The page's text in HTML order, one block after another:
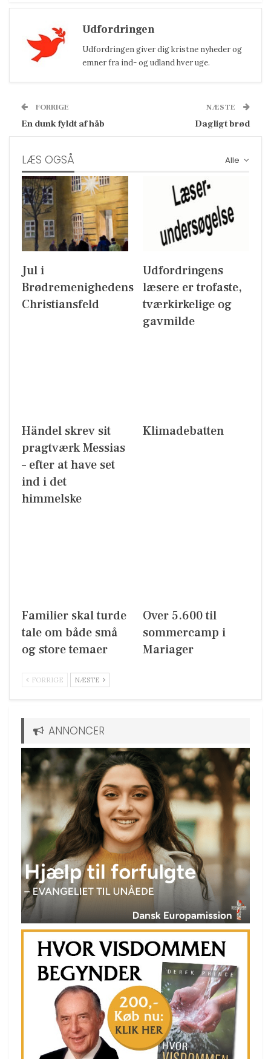
Udfordringen
Udfordringen giver dig kristne nyheder og
emner fra ind- og udland hver uge.
FORRIGE
En dunk fyldt af håb
NÆSTE
Dagligt brød
Alle
LÆS OGSÅ
Jul i
Brødremenighedens
Christiansfeld
Udfordringens
læsere er trofaste,
tværkirkelige og
gavmilde
Händel skrev sit
pragtværk Messias
– efter at have set
ind i det
himmelske
Klimadebatten
Familier skal turde
tale om både små
og store temaer
Over 5.600 til
sommercamp i
Mariager
FORRIGE NÆSTE
ANNONCER